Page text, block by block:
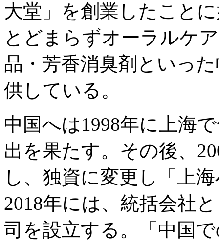
大堂」を創業したこと
とどまらずオーラルケ
品・芳香消臭剤といっ
供している。
中国へは1998年に上海
出を果たす。その後、
し、独資に変更し「上
2018年には、統括会社
司を設立する。「中国